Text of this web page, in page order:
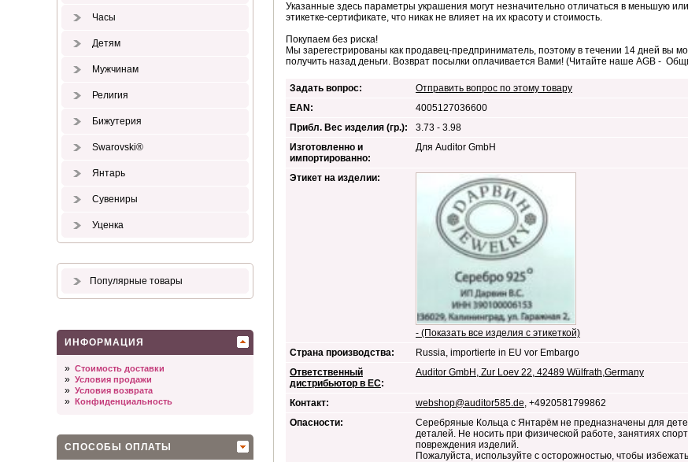
Часы
Детям
Мужчинам
Религия
Бижутерия
Swarovski®
Янтарь
Сувениры
Уценка
Популярные товары
ИНФОРМАЦИЯ
» Стоимость доставки
» Условия продажи
» Условия возврата
» Конфиденциальность
СПОСОБЫ ОПЛАТЫ
Указанные здесь параметры украшения могут незначительно отличаться в меньшую
этикетке-сертификате, что никак не влияет на их красоту и стоимость.
Покупаем без риска!
Мы зарегестрированы как продавец-предприниматель, поэтому в течении 14 дней вы
получить назад деньги. Возврат посылки оплачивается Вами! (Читайте наше AGB -
Задать вопрос:
Отправить вопрос по этому товару
EAN:
4005127036600
Прибл. Вес изделия (гр.):
3.73 - 3.98
Изготовленно и
импортированно:
Для Auditor GmbH
Этикет на изделии:
- (Показать все изделия с этикеткой)
Страна производства:
Russia, importierte in EU vor Embargo
Ответственный
дистрибьютор в ЕС:
Auditor GmbH, Zur Loev 22, 42489 Wülfrath,Germany
Контакт: webshop@auditor585.de, +4920581799862
Опасности:
Серебряные Кольца с Янтарём не предназначены для
деталей. Не носить при физической работе, занятиях
повреждения изделий.
Пожалуйста, используйте с осторожностью, чтобы